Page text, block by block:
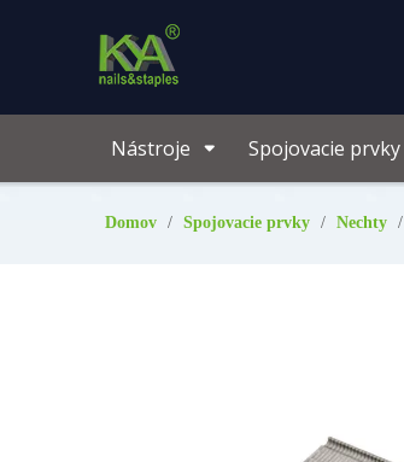
Nástroje Spojovacie prvky
Domov / Spojovacie prvky / Nechty /